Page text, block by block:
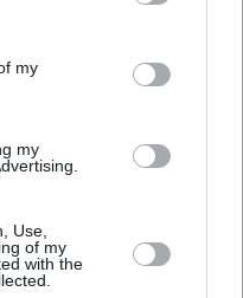
its third-party tags to
in below Google
my
my
Use,
of my
with the
Θεσσαλονίκη
για φαγητό
Το Βερολίνο
για τα drones
δείξουν αν ο
φυσικά αίτια